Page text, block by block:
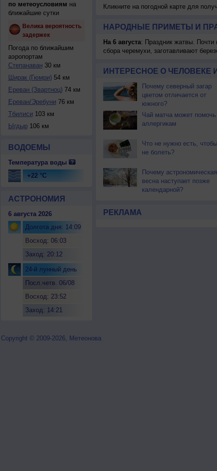
по метеоусловиям на
ближайшие сутки
Велика вероятность
задержек
Погода по ближайшим
аэропортам
Степанаван 30 км
Ширак (Гюмри)54 км
Ереван (Звартноц)74 км
Ереван/Эребуни 76 км
Тбилиси 103 км
Ыгдыр106 км
ВОДОЕМЫ
Температура воды
+22 °C
АСТРОНОМИЯ
6 августа 2026
Долгота дня: 14:09
Восход: 06:03
Заход: 20:12
24-й лунный день
Посл.четв. 06/08
Восход: 23:52
Заход: 14:21
Кликните на погодной карте для
НАРОДНЫЕ ПРИМЕТЫ И
На 6 августа: Праздник жатвы. Почти
сбора черемухи, заготавливают
ИНТЕРЕСНОЕ О ЧЕЛОВЕКЕ
Почему северный загар
цветом отличается от
южного?
Чай матча может помочь
аллергикам
Что не нужно есть, чтобы
не болеть?
Почему астрономическая
весна наступает позже
календарной?
РЕКЛАМА
Copyright © 2009-2026, Метеонова